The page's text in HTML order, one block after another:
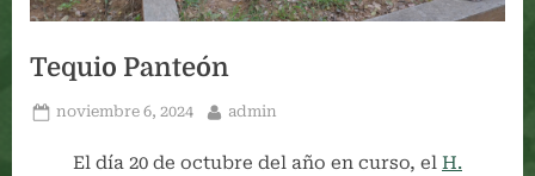
Tequio Panteón
Posted
noviembre 6, 2024 By
admin
El día 20 de octubre del año en curso, el H.